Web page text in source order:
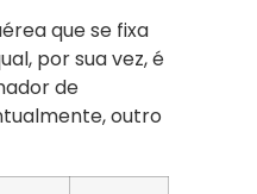
que se fixa
por sua vez, é
de
outro